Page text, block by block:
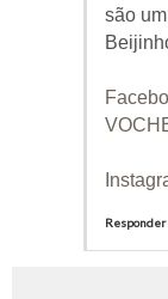
são
Responder